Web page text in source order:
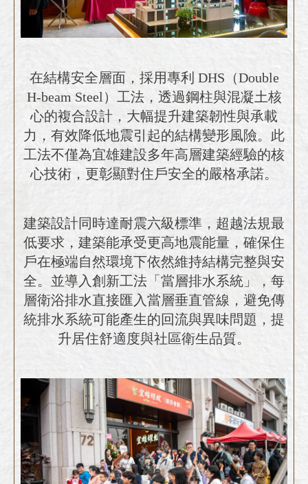
在結構安全層面，採用專利 DHS（Double
H‑beam Steel）工法，透過鋼柱與混凝土核
心的複合設計，大幅提升建築韌性與承載
力，有效降低地震引起的結構變形風險。此
工法不僅為宜雄建設多年高層建築經驗的核
心技術，更彰顯對住戶安全的嚴格承諾。
建築設計同時達耐震六級標準，超越法規最
低要求，建築能承受更高地震能量，確保住
戶在極端自然環境下依然維持結構完整與安
全。並導入創新工法「當層排水系統」，每
層衛浴排水直接匯入當層垂直管線，避免傳
統排水系統可能產生的回流與異味問題，提
升居住舒適度與社區衛生品質。